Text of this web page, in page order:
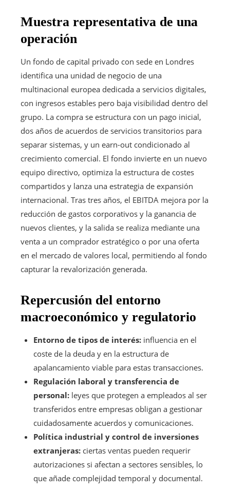
Muestra representativa de una
operación
Un fondo de capital privado con sede en Londres
identifica una unidad de negocio de una
multinacional europea dedicada a servicios digitales,
con ingresos estables pero baja visibilidad dentro del
grupo. La compra se estructura con un pago inicial,
dos años de acuerdos de servicios transitorios para
separar sistemas, y un earn-out condicionado al
crecimiento comercial. El fondo invierte en un nuevo
equipo directivo, optimiza la estructura de costes
compartidos y lanza una estrategia de expansión
internacional. Tras tres años, el EBITDA mejora por la
reducción de gastos corporativos y la ganancia de
nuevos clientes, y la salida se realiza mediante una
venta a un comprador estratégico o por una oferta
en el mercado de valores local, permitiendo al fondo
capturar la revalorización generada.
Repercusión del entorno
macroeconómico y regulatorio
Entorno de tipos de interés: influencia en el
coste de la deuda y en la estructura de
apalancamiento viable para estas transacciones.
Regulación laboral y transferencia de
personal: leyes que protegen a empleados al ser
transferidos entre empresas obligan a gestionar
cuidadosamente acuerdos y comunicaciones.
Política industrial y control de inversiones
extranjeras: ciertas ventas pueden requerir
autorizaciones si afectan a sectores sensibles, lo
que añade complejidad temporal y documental.